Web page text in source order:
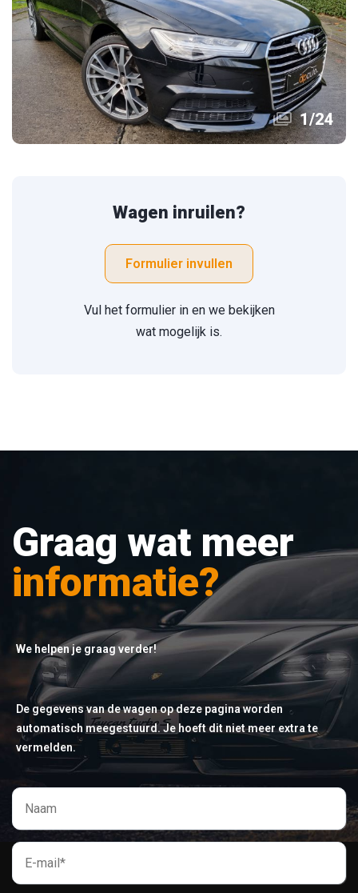
1/24
Wagen inruilen?
Formulier invullen
Vul het formulier in en we bekijken
wat mogelijk is.
Graag wat meer
informatie?
We helpen je graag verder!
De gegevens van de wagen op deze pagina worden
automatisch meegestuurd. Je hoeft dit niet meer extra te
vermelden.